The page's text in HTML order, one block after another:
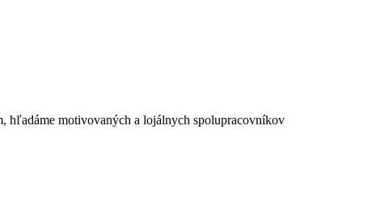
motivovaných a lojálnych spolupracovníkov